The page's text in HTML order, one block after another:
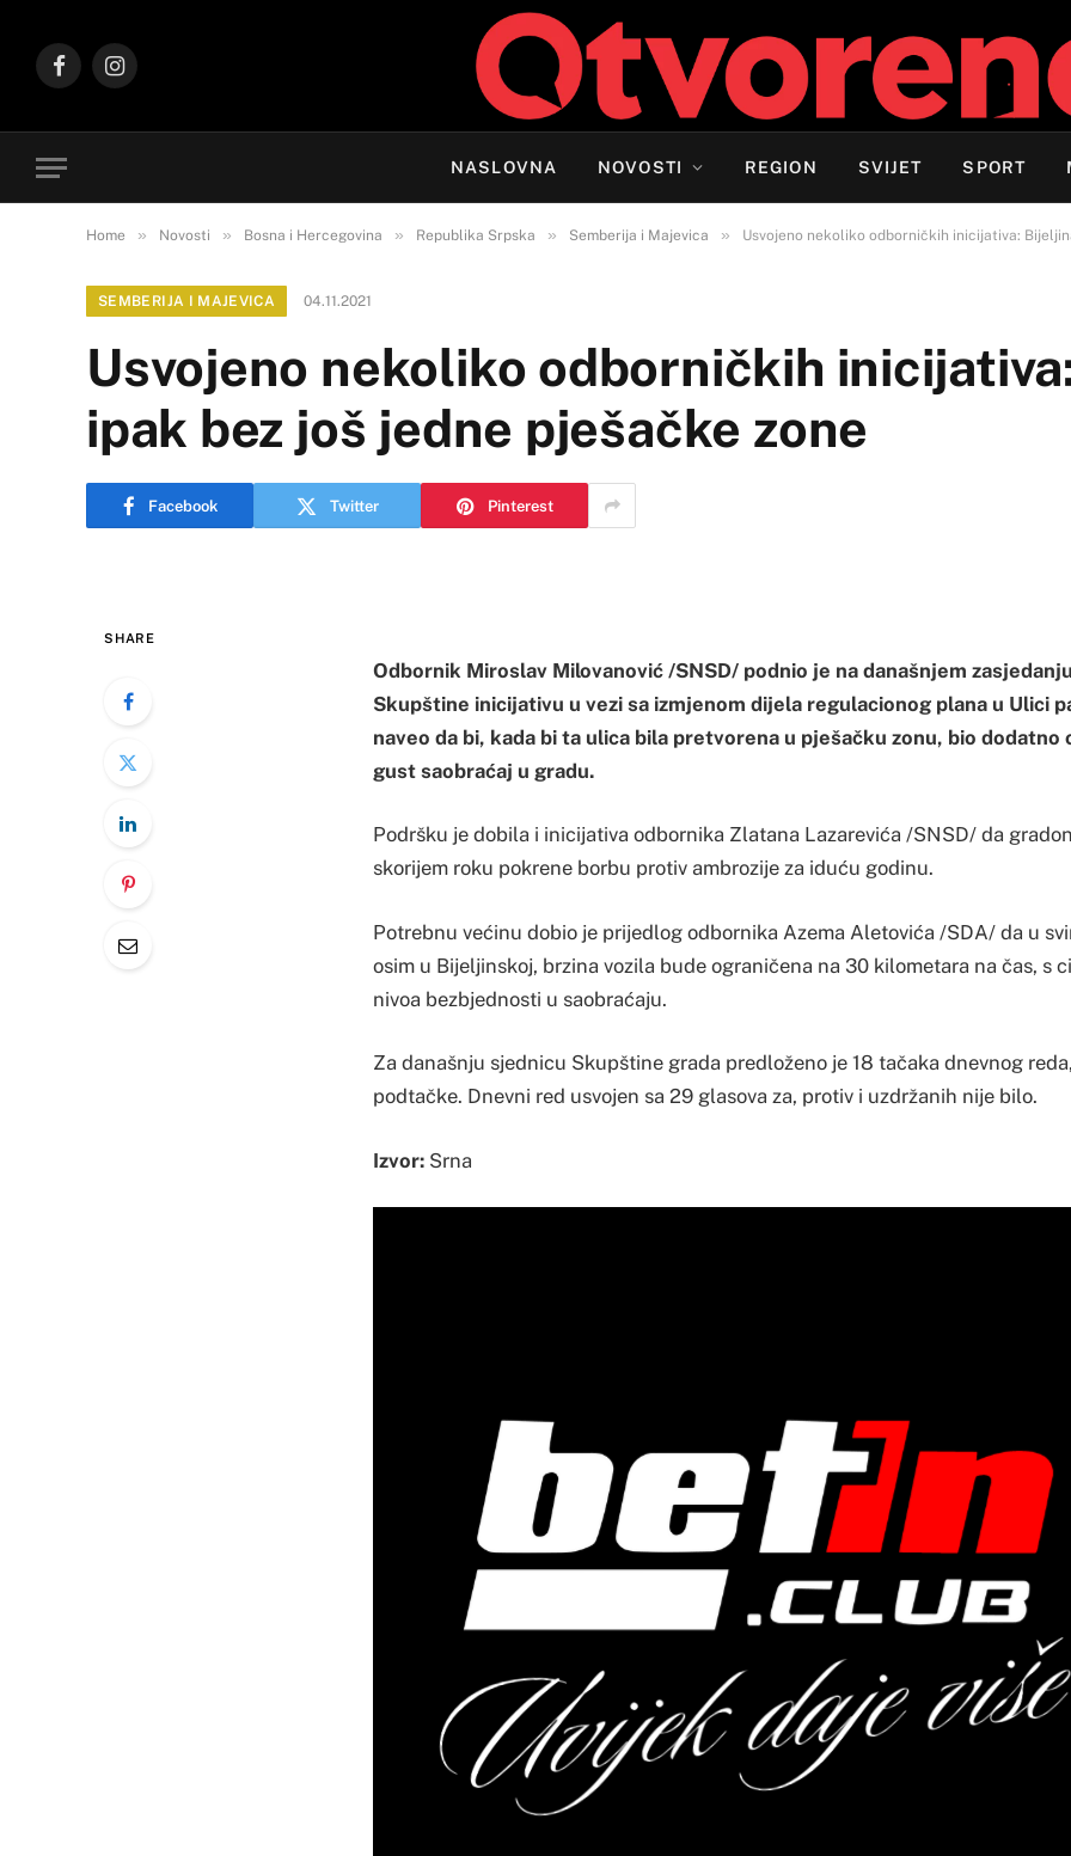
FacebookInstagram
NASLOVNA NOVOSTI REGION SVIJET SPORT
Home » Novosti » Bosna i Hercegovina » Republika Srpska » Semberija i Majevica » Usvojeno nekoliko odborničkih inicijativa:
SEMBERIJA I MAJEVICA 04.11.2021
Usvojeno nekoliko odborničkih
ipak bez još jedne pješačke zone
Facebook Twitter Pinterest
SHARE
Odbornik Miroslav Milovanović /SNSD/ podnio je na današnjem
Skupštine inicijativu u vezi sa izmjenom dijela regulacionog plana u Ulici
naveo da bi, kada bi ta ulica bila pretvorena u pješačku zonu, bio dodatno
gust saobraćaj u gradu.
Podršku je dobila i inicijativa odbornika Zlatana Lazarevića /SNSD/ da
skorijem roku pokrene borbu protiv ambrozije za iduću godinu.
Potrebnu većinu dobio je prijedlog odbornika Azema Aletovića /SDA/ da u
osim u Bijeljinskoj, brzina vozila bude ograničena na 30 kilometara na čas, s
nivoa bezbjednosti u saobraćaju.
Za današnju sjednicu Skupštine grada predloženo je 18 tačaka dnevnog
podtačke. Dnevni red usvojen sa 29 glasova za, protiv i uzdržanih nije bilo.
Izvor: Srna